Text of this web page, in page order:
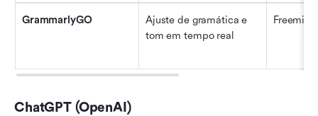
GrammarlyGO
Ajuste de gramática e
tom em tempo real
ChatGPT (OpenAI)